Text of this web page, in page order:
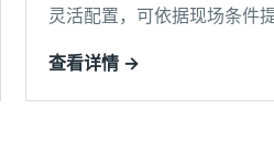
灵活配置，可依据现场条件
查看详情 →